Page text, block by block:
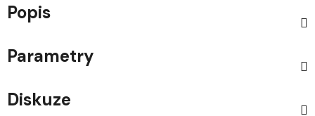
Popis
Parametry
Diskuze